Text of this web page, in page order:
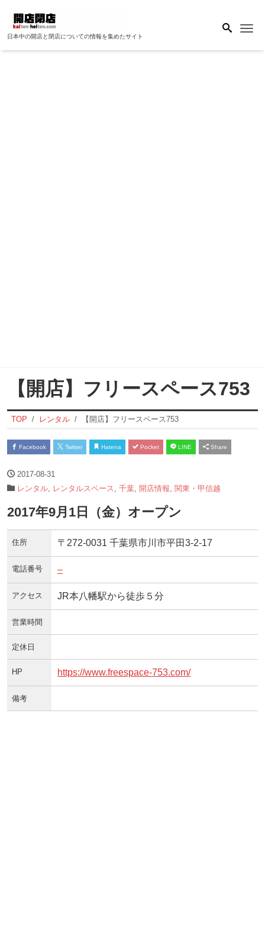
日本中の開店と閉店についての情報を集めたサイト
【開店】フリースペース753
TOP レンタル 【開店】フリースペース753
Facebook Twitter Hatena Pocket LINE Share
2017-08-31
レンタル
レンタルスペース 千葉 開店情報 関東・甲信越
2017年9月1日（金）オープン
住所 〒272-0031 千葉県市川市平田3-2-17
電話番号 –
アクセス JR本八幡駅から徒歩５分
営業時間
定休日
HP https://www.freespace-753.com/
備考